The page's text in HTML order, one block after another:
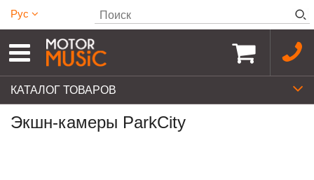
Рус
КАТАЛОГ ТОВАРОВ
Экшн-камеры ParkCity